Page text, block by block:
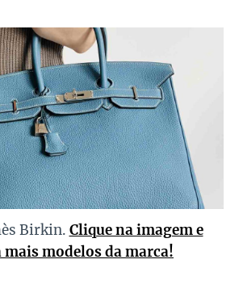
Birkin. Clique na imagem e
modelos da marca!